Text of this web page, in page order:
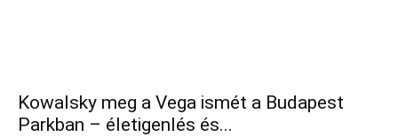
Kowalsky meg a Vega ismét a Budapest
Parkban – életigenlés és...